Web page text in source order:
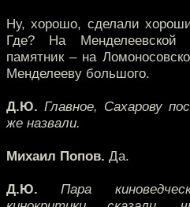
Ну, хорошо, сделали
Где? На
памятник – на
Менделееву большого.
Д.Ю. Главное, Сахарову
же назвали.
Михаил Попов. Да.
Д.Ю. Пара